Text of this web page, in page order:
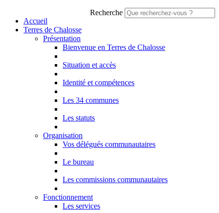
Recherche
Accueil
Terres de Chalosse
Présentation
Bienvenue en Terres de Chalosse
Situation et accès
Identité et compétences
Les 34 communes
Les statuts
Organisation
Vos délégués communautaires
Le bureau
Les commissions communautaires
Fonctionnement
Les services